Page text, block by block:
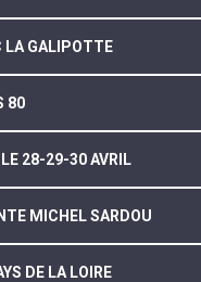
LA GALIPOTTE
80
28-29-30 AVRIL
MICHEL SARDOU
DE LA LOIRE